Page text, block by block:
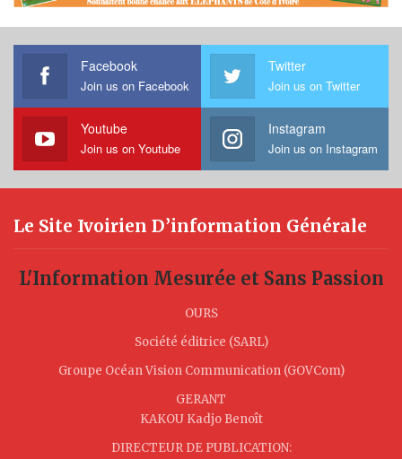
Facebook
Join us on Facebook
Twitter
Join us on Twitter
Youtube
Join us on Youtube
Instagram
Join us on Instagram
Le Site Ivoirien D’information Générale
L'Information Mesurée et Sans Passion
OURS
Société éditrice (SARL)
Groupe Océan Vision Communication (GOVCom)
GERANT
KAKOU Kadjo Benoît
DIRECTEUR DE PUBLICATION: